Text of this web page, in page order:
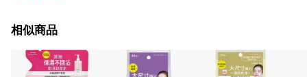
饋%」，將於訂單成立後由「LINE購物通知」之官方帳號訊息通
依LINE購物網站訂單成立通知為準。​​ (5)LINE購物設有「單一商
品最高回饋點數」機制 (部分時段開放「回饋無上限」)，以同一
相似商品